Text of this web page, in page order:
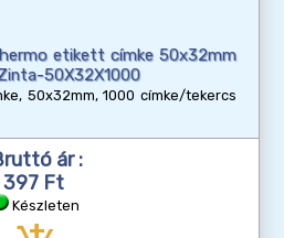
etikett címke 50x32mm
50X32X1000
50x32mm, 1000 címke/tekercs
ár :
397 Ft
Készleten